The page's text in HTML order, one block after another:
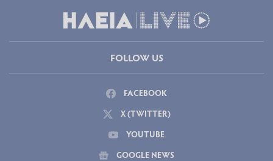
FOLLOW US
FACEBOOK
X (TWITTER)
YOUTUBE
GOOGLE NEWS